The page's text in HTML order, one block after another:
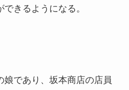
きるようになる。
娘であり、坂本商店の店員